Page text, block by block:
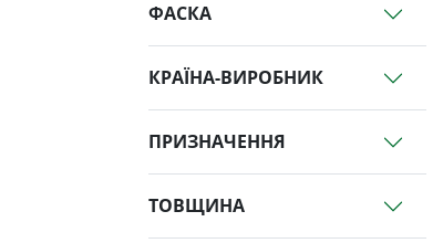
ФАСКА
КРАЇНА-ВИРОБНИК
ПРИЗНАЧЕННЯ
ТОВЩИНА